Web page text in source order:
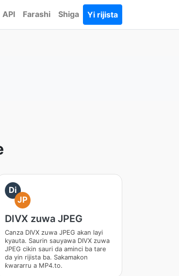
API Farashi Shiga Yi rijista
Di
JP
DIVX zuwa JPEG
Canza DIVX zuwa JPEG akan layi
kyauta. Saurin sauyawa DIVX zuwa
JPEG cikin sauri da aminci ba tare
da yin rijista ba. Sakamakon
ƙwararru a MP4.to.